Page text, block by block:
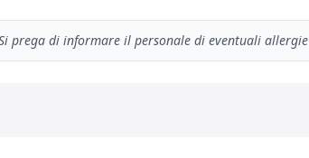
prega di informare il personale di eventuali allergie